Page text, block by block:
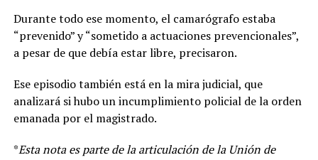
Durante todo ese momento, el camarógrafo estaba
“prevenido” y “sometido a actuaciones prevencionales”,
a pesar de que debía estar libre, precisaron.
Ese episodio también está en la mira judicial, que
analizará si hubo un incumplimiento policial de la orden
emanada por el magistrado.
*Esta nota es parte de la articulación de la Unión de